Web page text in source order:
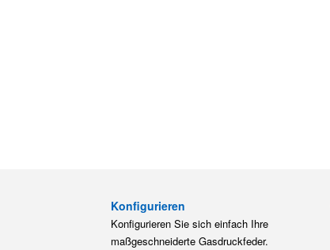
Konfigurieren
Konfigurieren Sie sich einfach Ihre
maßgeschneiderte Gasdruckfeder.